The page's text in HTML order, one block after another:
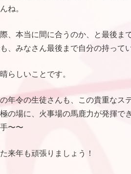
ね。
、本当に間に合うのか、と最後ま
、みなさん最後まで自分の持って
らしいことです。
年令の生徒さんも、この貴重なス
の場に、火事場の馬鹿力が発揮で
〜〜
来年も頑張りましょう！